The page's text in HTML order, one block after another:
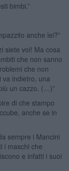
bimbi.”
anche lei?”
siete voi! Ma cosa
che non sanno
che non
va indietro, una
un cazzo. (…)”
di che stampo
anche se in
sempre i Mancini
i maschi che
e infatti i suoi